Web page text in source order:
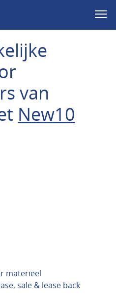
van
New10
materieel
sale & lease back